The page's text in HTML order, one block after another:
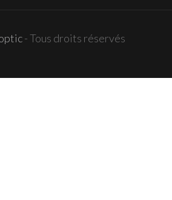
- Tous droits réservés